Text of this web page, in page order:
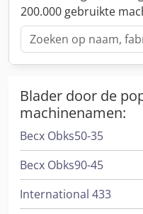
Hongarije Voor vragen:
200.000 gebruikte
Blader door de
machinenamen:
Becx Obks50-35
Becx Obks90-45
International 433